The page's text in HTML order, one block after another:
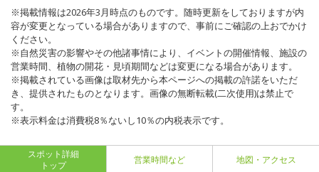
※掲載情報は2026年3月時点のものです。随時更新をしておりますが内
容が変更となっている場合がありますので、事前にご確認の上おでかけ
ください。
※自然災害の影響やその他諸事情により、イベントの開催情報、施設の
営業時間、植物の開花・見頃期間などは変更になる場合があります。
※掲載されている画像は取材先から本ページへの掲載の許諾をいただ
き、提供されたものとなります。画像の無断転載(二次使用)は禁止で
す。
※表示料金は消費税8％ないし10％の内税表示です。
スポット詳細
トップ
営業時間など 地図・アクセス